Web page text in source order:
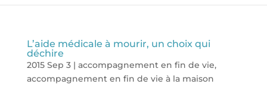
L’aide médicale à mourir, un choix qui
déchire
2015 Sep 3| accompagnement en fin de vie,
accompagnement en fin de vie à la maison